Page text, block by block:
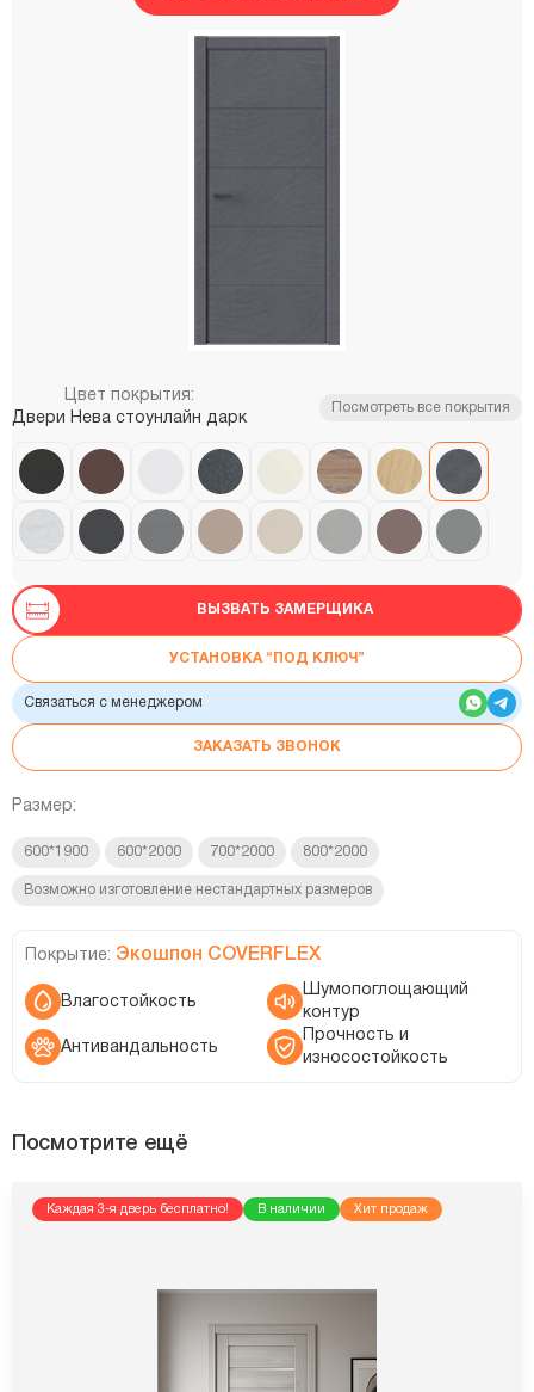
Цвет покрытия:
Двери Нева стоунлайн дарк
Посмотреть все покрытия
ВЫЗВАТЬ ЗАМЕРЩИКА
УСТАНОВКА “ПОД КЛЮЧ”
Связаться с менеджером
ЗАКАЗАТЬ ЗВОНОК
Размер:
600*1900 600*2000 700*2000 800*2000
Возможно изготовление нестандартных размеров
Покрытие: Экошпон COVERFLEX
Влагостойкость
Шумопоглощающий
контур
Антивандальность
Прочность и
износостойкость
Посмотрите ещё
Каждая 3-я дверь бесплатно! В наличии Хит продаж